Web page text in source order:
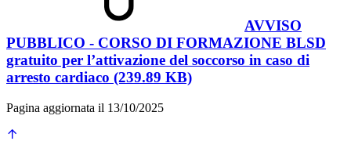
AVVISO
PUBBLICO - CORSO DI FORMAZIONE BLSD
gratuito per l’attivazione del soccorso in caso di
arresto cardiaco (239.89 KB)
Pagina aggiornata il 13/10/2025